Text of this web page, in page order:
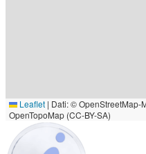
Leaflet | Dati: © OpenStreetMap-
OpenTopoMap (CC-BY-SA)